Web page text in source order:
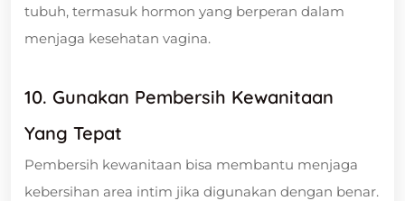
tubuh, termasuk hormon yang berperan dalam
menjaga kesehatan vagina.
10. Gunakan Pembersih Kewanitaan
Yang Tepat
Pembersih kewanitaan bisa membantu menjaga
kebersihan area intim jika digunakan dengan benar.